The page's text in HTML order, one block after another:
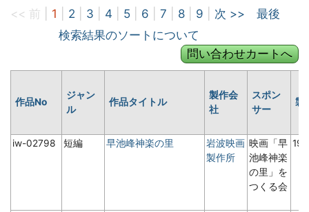
<< 前
1 2 3 4 5 6 7 8 9 次 >>
最後
検索結果のソートについて
作品No
ジャン
ル
作品タイトル
製作会
社
スポン
サー
製
iw-02798 短編 早池峰神楽の里
岩波映画
製作所
映画「早
池峰神楽
の里」を
つくる会